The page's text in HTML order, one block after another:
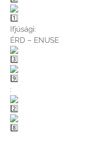
Ifjúsági:
ÉRD – ENUSE
: